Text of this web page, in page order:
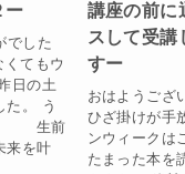
ー
でした
てもウ
日の土
た。 う
る 生前
来を叶
講座の前
スして受講
すー
おはようござ
ひざ掛けが手
ンウィークは
たまった本を